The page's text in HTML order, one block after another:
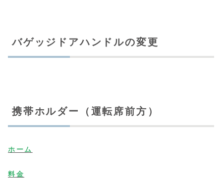
バゲッジドアハンドルの変更
携帯ホルダー（運転席前方）
ホーム
料金